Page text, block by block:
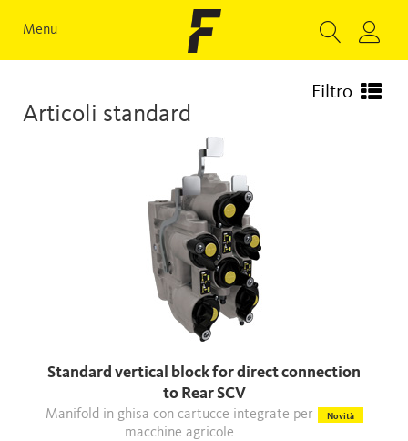
Menu
Filtro
Articoli standard
Standard vertical block for direct connection
to Rear SCV
Novità
Manifold in ghisa con cartucce integrate per
macchine agricole